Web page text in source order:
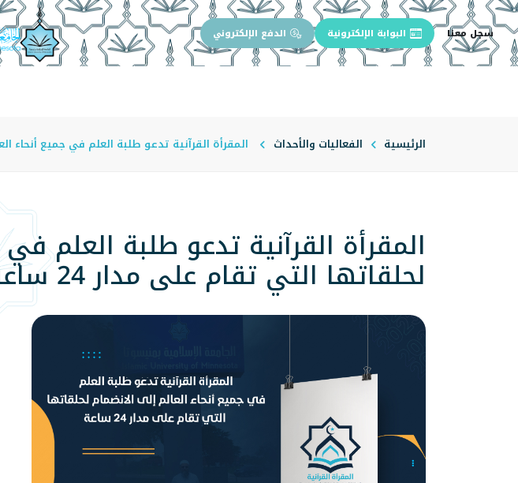
سجل معنا البوابة الإلكترونية الدفع الإلكتروني
الرئيسية الفعاليات والأحداث المقرأة القرآنية تدعو طلبة العلم في جميع أنحاء
المقرأة القرآنية تدعو طلبة العلم
لحلقاتها التي تقام على مدار 24 ساعة